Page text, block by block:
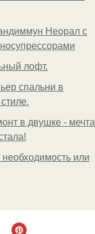
Неорал с
лофт.
спальни в
в двушке - мечта
или